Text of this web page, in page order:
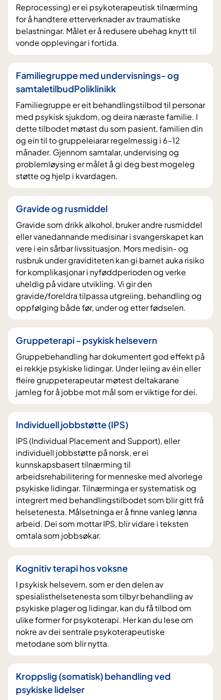
Reprocessing) er ei psykoterapeutisk tilnærming
for å handtere etterverknader av traumatiske
belastningar. Målet er å redusere ubehag knytt til
vonde opplevingar i fortida.
Familiegruppe med undervisnings- og
samtaletilbudPoliklinikk
Familiegruppe er eit behandlingstilbod til personar
med psykisk sjukdom, og deira næraste familie. I
dette tilbodet møtast du som pasient, familien din
og ein til to gruppeleiarar regelmessig i 6–12
månader. Gjennom samtalar, undervising og
problemløysing er målet å gi deg best mogeleg
støtte og hjelp i kvardagen.
Gravide og rusmiddel
Gravide som drikk alkohol, bruker andre rusmiddel
eller vanedannande medisinar i svangerskapet kan
vere i ein sårbar livssituasjon. Mors medisin- og
rusbruk under graviditeten kan gi barnet auka risiko
for komplikasjonar i nyføddperioden og verke
uheldig på vidare utvikling. Vi gir den
gravide/foreldra tilpassa utgreiing, behandling og
oppfølging både før, under og etter fødselen.
Gruppeterapi - psykisk helsevern
Gruppebehandling har dokumentert god effekt på
ei rekkje psykiske lidingar. Under leiing av éin eller
fleire gruppeterapeutar møtest deltakarane
jamleg for å jobbe mot mål som er viktige for dei.
Individuell jobbstøtte (IPS)
IPS (Individual Placement and Support), eller
individuell jobbstøtte på norsk, er ei
kunnskapsbasert tilnærming til
arbeidsrehabilitering for menneske med alvorlege
psykiske lidingar. Tilnærminga er systematisk og
integrert med behandlingstilbodet som blir gitt frå
helsetenesta. Målsetninga er å finne vanleg lønna
arbeid. Dei som mottar IPS, blir vidare i teksten
omtala som jobbsøkar.
Kognitiv terapi hos voksne
I psykisk helsevern, som er den delen av
spesialisthelsetenesta som tilbyr behandling av
psykiske plager og lidingar, kan du få tilbod om
ulike former for psykoterapi. Her kan du lese om
nokre av dei sentrale psykoterapeutiske
metodane som blir nytta.
Kroppslig (somatisk) behandling ved
psykiske lidelser